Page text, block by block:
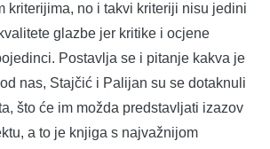
kriterijima, no i takvi kriteriji nisu jedini
glazbe jer kritike i ocjene
Postavlja se i pitanje kakva je
nas, Stajčić i Palijan su se dotaknuli
što će im možda predstavljati izazov
a to je knjiga s najvažnijom